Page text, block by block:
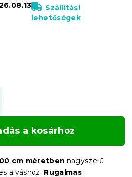
Szállítási
lehetőségek
a kosárhoz
cm méretben nagyszerű
alváshoz. Rugalmas